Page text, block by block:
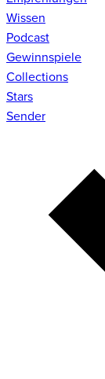
Wissen
Podcast
Gewinnspiele
Collections
Stars
Sender